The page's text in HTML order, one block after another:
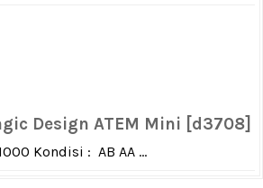
Design ATEM Mini [d3708]
Kondisi : AB AA ...